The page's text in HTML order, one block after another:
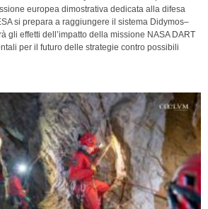
europea dimostrativa dedicata alla difesa
si prepara a raggiungere il sistema Didymos–
gli effetti dell’impatto della missione NASA DART
per il futuro delle strategie contro possibili